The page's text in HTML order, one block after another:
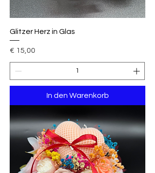
Glitzer Herz in Glas
Preis
€ 15,00
In den Warenkorb